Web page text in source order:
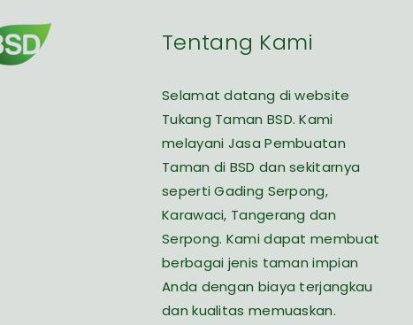
Tentang Kami
Selamat datang di website
Tukang Taman BSD. Kami
melayani Jasa Pembuatan
Taman di BSD dan sekitarnya
seperti Gading Serpong,
Karawaci, Tangerang dan
Serpong. Kami dapat membuat
berbagai jenis taman impian
Anda dengan biaya terjangkau
dan kualitas memuaskan.